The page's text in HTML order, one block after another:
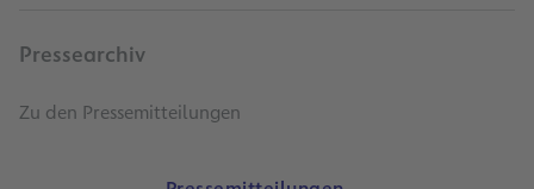
Pressearchiv
Zu den Pressemitteilungen